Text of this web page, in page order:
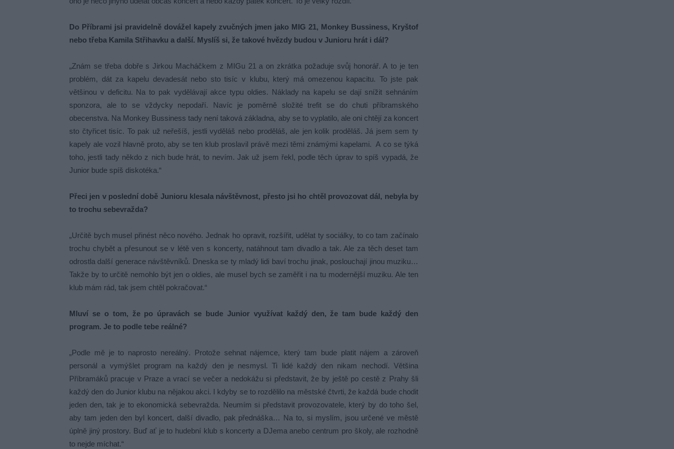
Do Příbrami jsi pravidelně dovážel kapely zvučných jmen jako MIG 21, Monkey Bussiness, Kryštof
nebo třeba Kamila Střihavku a další. Myslíš si, že takové hvězdy budou v Junioru hrát i dál?
„Znám se třeba dobře s Jirkou Macháčkem z MIGu 21 a on zkrátka požaduje svůj honorář. A to je ten
problém, dát za kapelu devadesát nebo sto tisíc v klubu, který má omezenou kapacitu. To jste pak
většinou v deficitu. Na to pak vydělávají akce typu oldies. Náklady na kapelu se dají snížit sehnáním
sponzora, ale to se vždycky nepodaří. Navíc je poměrně složité trefit se do chuti příbramského
obecenstva. Na Monkey Bussiness tady není taková základna, aby se to vyplatilo, ale oni chtějí za koncert
sto čtyřicet tisíc. To pak už neřešíš, jestli vyděláš nebo proděláš, ale jen kolik proděláš. Já jsem sem ty
kapely ale vozil hlavně proto, aby se ten klub proslavil právě mezi těmi známými kapelami. A co se týká
toho, jestli tady někdo z nich bude hrát, to nevím. Jak už jsem řekl, podle těch úprav to spíš vypadá, že
Junior bude spíš diskotéka.“
Přeci jen v poslední době Junioru klesala návštěvnost, přesto jsi ho chtěl provozovat dál, nebyla by
to trochu sebevražda?
„Určitě bych musel přinést něco nového. Jednak ho opravit, rozšířit, udělat ty sociálky, to co tam začínalo
trochu chybět a přesunout se v létě ven s koncerty, natáhnout tam divadlo a tak. Ale za těch deset tam
odrostla další generace návštěvníků. Dneska se ty mladý lidi baví trochu jinak, poslouchají jinou muziku…
Takže by to určitě nemohlo být jen o oldies, ale musel bych se zaměřit i na tu modernější muziku. Ale ten
klub mám rád, tak jsem chtěl pokračovat.“
Mluví se o tom, že po úpravách se bude Junior využívat každý den, že tam bude každý den
program. Je to podle tebe reálné?
„Podle mě je to naprosto nereálný. Protože sehnat nájemce, který tam bude platit nájem a zároveň
personál a vymýšlet program na každý den je nesmysl. Ti lidé každý den nikam nechodí. Většina
Příbramáků pracuje v Praze a vrací se večer a nedokážu si představit, že by ještě po cestě z Prahy šli
každý den do Junior klubu na nějakou akci. I kdyby se to rozdělilo na městské čtvrti, že každá bude chodit
jeden den, tak je to ekonomická sebevražda. Neumím si představit provozovatele, který by do toho šel,
aby tam jeden den byl koncert, další divadlo, pak přednáška… Na to, si myslím, jsou určené ve městě
úplně jiný prostory. Buď ať je to hudební klub s koncerty a DJema anebo centrum pro školy, ale rozhodně
to nejde míchat.“